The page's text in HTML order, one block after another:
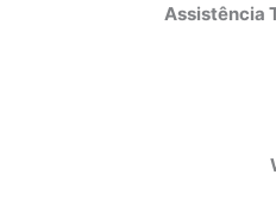
Assistência